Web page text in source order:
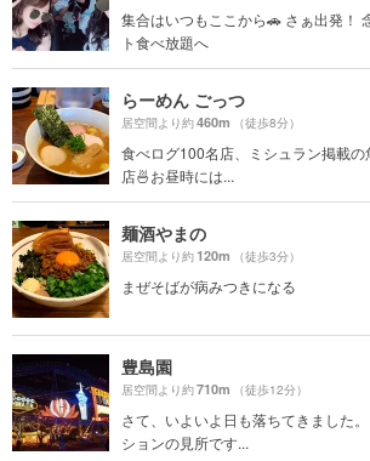
集合はいつもここから🚗 さぁ出発！
ト食べ放題へ
らーめん ごっつ
居空間より約460m （徒歩8分）
食べログ100名店、ミシュラン掲載
店🍜お昼時には...
麺酒やまの
居空間より約120m （徒歩3分）
まぜそばが病みつきになる
豊島園
居空間より約710m （徒歩12分）
さて、いよいよ日も落ちてきました
ションの見所です...